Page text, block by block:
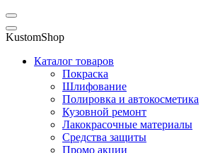
KustomShop
Каталог товаров
Покраска
Шлифование
Полировка и автокосметика
Кузовной ремонт
Лакокрасочные материалы
Средства защиты
Промо акции